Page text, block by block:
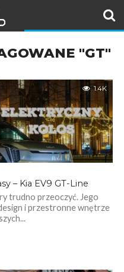
"GT"
1.4K
– Kia EV9 GT-Line
trudno przeoczyć. Jego
i przestronne wnętrze